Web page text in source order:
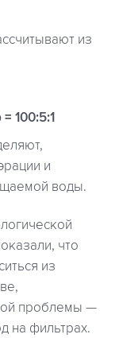
из
100:5:1
и
воды.
что
из
проблемы —
на фильтрах.